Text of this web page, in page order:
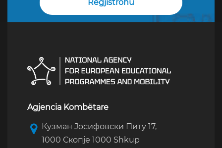
Agjencia Kombëtare
Кузман Јосифовски Питу 17,
1000 Скопје 1000 Shkup